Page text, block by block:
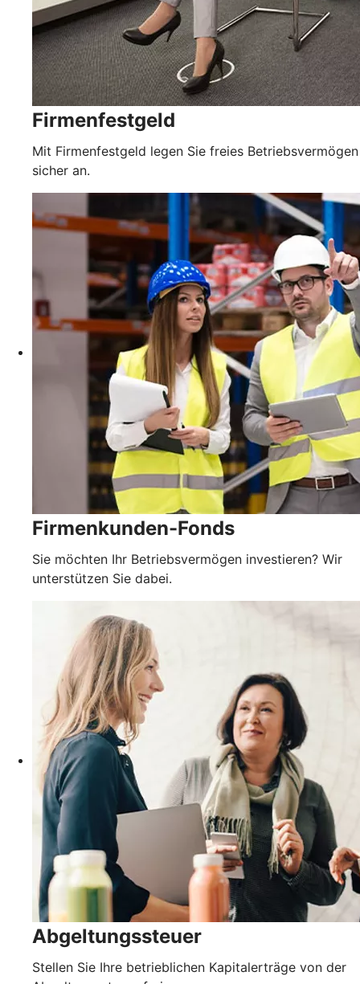
Firmenfestgeld
Mit Firmenfestgeld legen Sie freies Betriebsvermögen
sicher an.
Firmenkunden-Fonds
Sie möchten Ihr Betriebsvermögen investieren? Wir
unterstützen Sie dabei.
Abgeltungssteuer
Stellen Sie Ihre betrieblichen Kapitalerträge von der